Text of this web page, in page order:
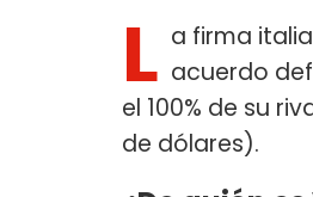
L a firma
acuerdo
el 100% de su
de dólares).